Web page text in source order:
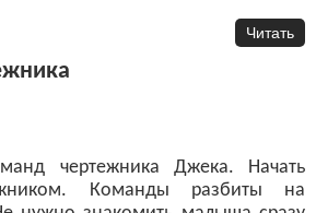
Читать
чертежника Джека. Начать
Команды разбиты на